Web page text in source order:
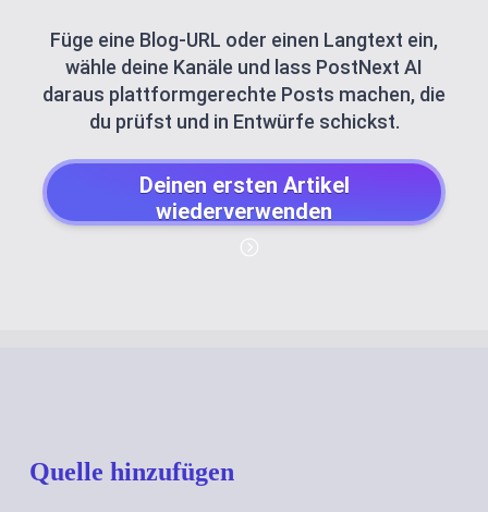
Füge eine Blog-URL oder einen Langtext ein,
wähle deine Kanäle und lass PostNext AI
daraus plattformgerechte Posts machen, die
du prüfst und in Entwürfe schickst.
Deinen ersten Artikel
wiederverwenden
Quelle hinzufügen